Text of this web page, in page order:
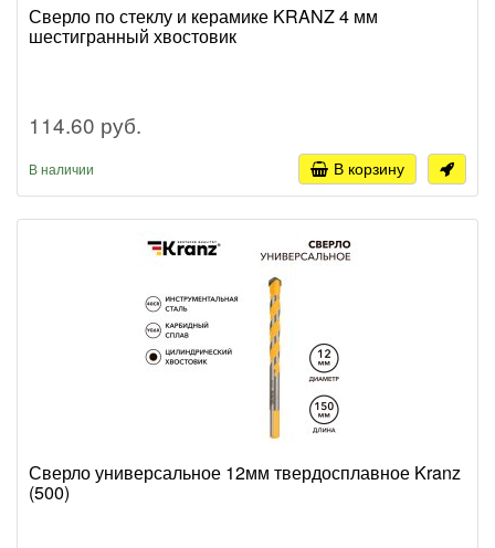
Сверло по стеклу и керамике KRANZ 4 мм
шестигранный хвостовик
114.60 руб.
В наличии В корзину
Сверло универсальное 12мм твердосплавное Kranz
(500)